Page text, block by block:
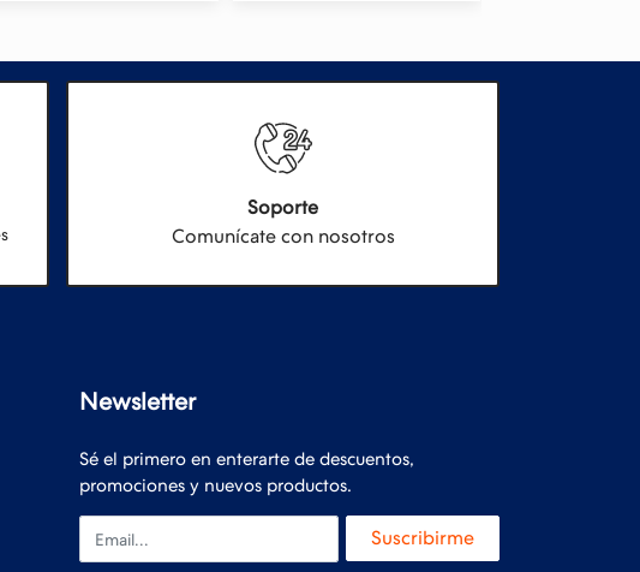
Soporte
Comunícate con nosotros
Newsletter
Sé el primero en enterarte de descuentos,
promociones y nuevos productos.
Email Suscribirme